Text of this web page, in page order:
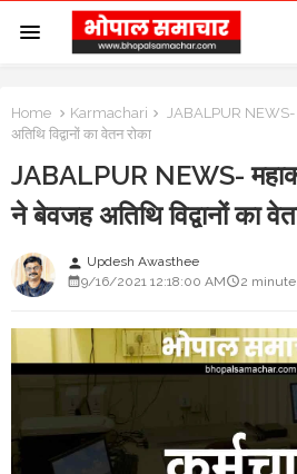
Home Karmachari
JABALPUR NEWS-
अतिथि विद्वानों का वेतन रोका
JABALPUR NEWS-
ने बेवजह अतिथि विद्वानों का
person Updesh Awasthee
9/16/2021 12:18:00 AM
2 minute